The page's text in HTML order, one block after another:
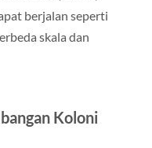
berjalan seperti
skala dan
Koloni